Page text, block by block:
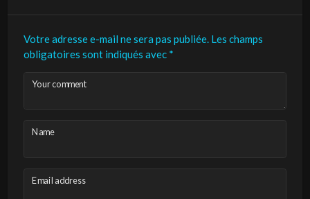
Votre adresse e-mail ne sera pas publiée. Les champs
obligatoires sont indiqués avec *
Your comment
Name
Email address